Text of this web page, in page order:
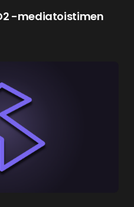
-mediatoistimen